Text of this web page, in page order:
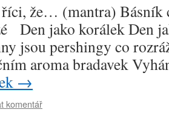
že… (mantra)
Den jako korálek Den
jsou pershingy co
aroma bradavek
→
komentář